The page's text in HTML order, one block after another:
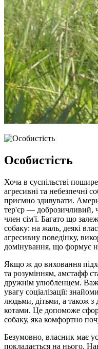
Особистість
Хоча в суспільстві
агресивні та небезпечні
приємно здивувати.
тер'єр — доброзичливий,
член сім'ї. Багато що
собаку: на жаль, деякі
агресивну поведінку,
домінування, що формує
Якщо ж до виховання
та розумінням, амстафф
дружнім улюбленцем.
увагу соціалізації:
людьми, дітьми, а також
котами. Це допоможе
собаку, яка комфортно
Безумовно, власник має
покладається на нього.